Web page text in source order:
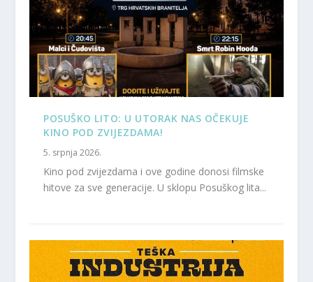
POSUŠKO LITO: U UTORAK NAS OČEKUJE
KINO POD ZVIJEZDAMA!
5. srpnja 2026.
Kino pod zvijezdama i ove godine donosi filmske
hitove za sve generacije. U sklopu Posuškog lita...